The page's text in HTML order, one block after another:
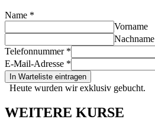
Name *
Vorname
Nachname
Telefonnummer *
E-Mail-Adresse *
In Warteliste eintragen
Heute wurden wir exklusiv gebucht.
WEITERE KURSE